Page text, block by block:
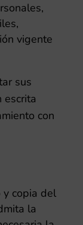
vigente
sus
escrita
con
y copia del
la